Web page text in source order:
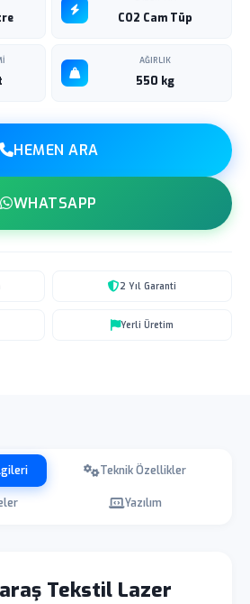
CO2 Cam Tüp
AĞIRLIK
550 kg
HEMEN ARA
WHATSAPP
2 Yıl Garanti
Yerli Üretim
Teknik Özellikler
Yazılım
Tekstil Lazer